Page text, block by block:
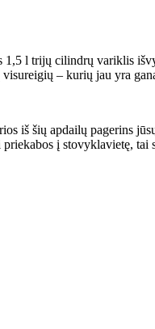
1,5 l trijų cilindrų variklis
– kurių jau yra
iš šių apdailų pagerins
į stovyklavietę, tai